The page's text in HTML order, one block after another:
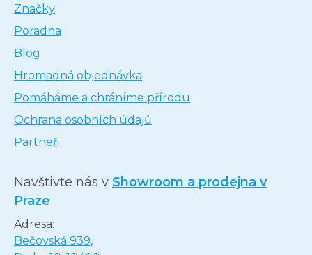
Značky
Poradna
Blog
Hromadná objednávka
Pomáháme a chráníme přírodu
Ochrana osobních údajů
Partneři
Navštivte nás v Showroom a prodejna v
Praze
Adresa:
Bečovská 939,